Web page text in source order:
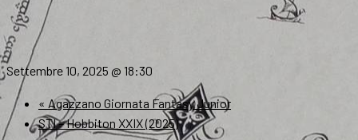
Settembre 10, 2025 @ 18:30
« Agazzano Giornata Fantasy Junior
STI – Hobbiton XXIX (2025)